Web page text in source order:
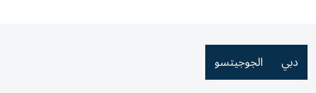
دبي الجوجيتسو